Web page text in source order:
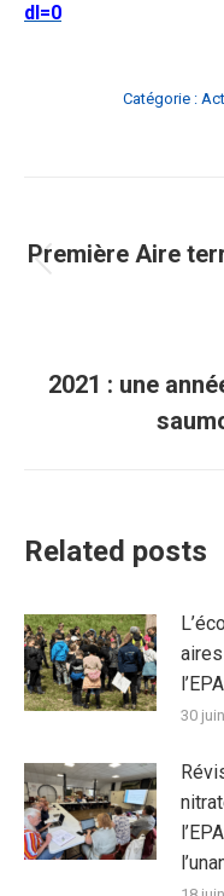
dl=0
Catégorie :
article
Première Aire
2021 : une
Related posts
30